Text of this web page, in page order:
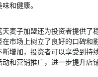
和健康。
天麦子加盟还为投资者提供了
在市场上树立了良好的口碑和
断增加，投资者可以享受到持
和营销推广，进一步提升店